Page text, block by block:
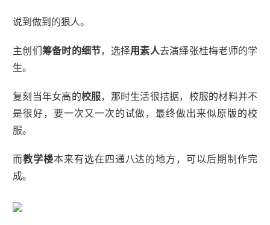
说到做到的狠人。
主创们筹备时的细节，选择用素人去演绎张桂梅老师的学
生。
复刻当年女高的校服，那时生活很拮据，校服的材料并不
是很好，要一次又一次的试做，最终做出来似原版的校
服。
而教学楼本来有选在四通八达的地方，可以后期制作完
成。